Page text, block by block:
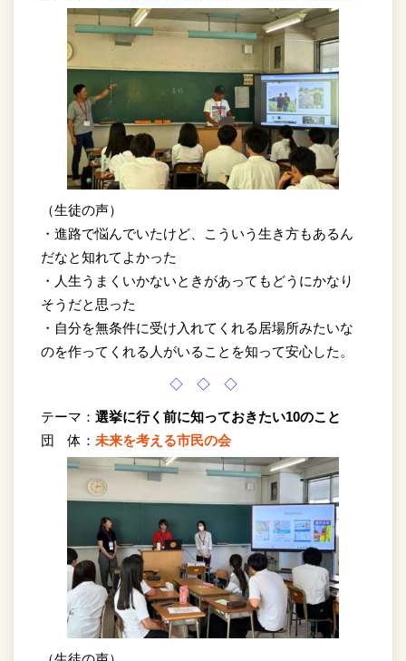
（生徒の声）
・進路で悩んでいたけど、こういう生き方もあるん
だなと知れてよかった
・人生うまくいかないときがあってもどうにかなり
そうだと思った
・自分を無条件に受け入れてくれる居場所みたいな
のを作ってくれる人がいることを知って安心した。
◇ ◇ ◇
テーマ： 選挙に行く前に知っておきたい10のこと
団 体： 未来を考える市民の会